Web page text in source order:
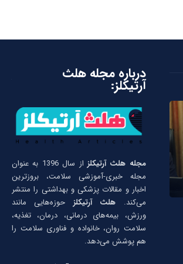
درباره مجله هلث
آرتیکلز:
مجله هلث آرتیکلز
از سال 1396 به عنوان
مجله خبری-آموزشی سلامت، بروزترین
اخبار و مقالات پزشکی و بهداشتی را منتشر
می‌کند. هلث آرتیکلز حوزه‌هایی مانند
ورزش، بیمه‌های درمانی، درمان، تغذیه،
سلامت روان، خانواده و فناوری سلامت را
هم پوشش می‌دهد.